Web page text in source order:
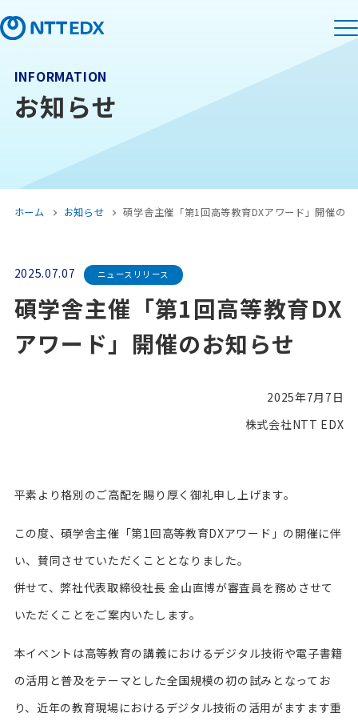
INFORMATION
お知らせ
ホーム お知らせ 碩学舎主催「第1回高等教育DXアワード」開催の
2025.07.07 ニュースリリース
碩学舎主催「第1回高等教育DX
アワード」開催のお知らせ
2025年7月7日
株式会社NTT EDX
平素より格別のご高配を賜り厚く御礼申し上げます。
この度、碩学舎主催「第1回高等教育DXアワード」の開催に伴
い、賛同させていただくこととなりました。
併せて、弊社代表取締役社長 金山直博が審査員を務めさせて
いただくことをご案内いたします。
本イベントは高等教育の講義におけるデジタル技術や電子書籍
の活用と普及をテーマとした全国規模の初の試みとなってお
り、近年の教育現場におけるデジタル技術の活用がますます重